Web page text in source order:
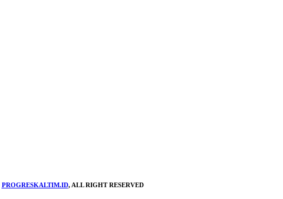
PROGRESKALTIM.ID, ALL RIGHT RESERVED